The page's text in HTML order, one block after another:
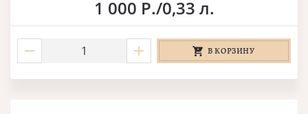
1 000 Р./0,33 л.
В КОРЗИНУ